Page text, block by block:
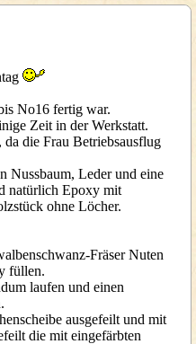
No16 fertig war.
Zeit in der Werkstatt.
die Frau Betriebsausflug
Nussbaum, Leder und eine
natürlich Epoxy mit
ohne Löcher.
Fräser Nuten
füllen.
laufen und einen
ausgefeilt und mit
die mit eingefärbten